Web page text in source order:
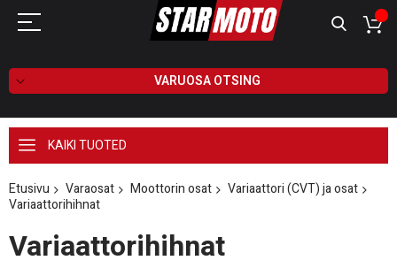
VARUOSA OTSING
KAIKI TUOTED
Etusivu Varaosat Moottorin osat
Variaattori (CVT) ja osat
Variaattorihihnat
Variaattorihihnat